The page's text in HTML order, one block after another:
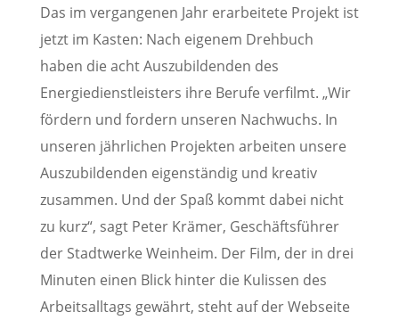
Das im vergangenen Jahr erarbeitete Projekt ist
jetzt im Kasten: Nach eigenem Drehbuch
haben die acht Auszubildenden des
Energiedienstleisters ihre Berufe verfilmt. „Wir
fördern und fordern unseren Nachwuchs. In
unseren jährlichen Projekten arbeiten unsere
Auszubildenden eigenständig und kreativ
zusammen. Und der Spaß kommt dabei nicht
zu kurz“, sagt Peter Krämer, Geschäftsführer
der Stadtwerke Weinheim. Der Film, der in drei
Minuten einen Blick hinter die Kulissen des
Arbeitsalltags gewährt, steht auf der Webseite